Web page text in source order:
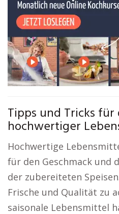
Tipps und Tricks
hochwertiger
Hochwertige
für den Geschmack und
der zubereiteten
Frische und Qualität zu
saisonale Lebensmittel